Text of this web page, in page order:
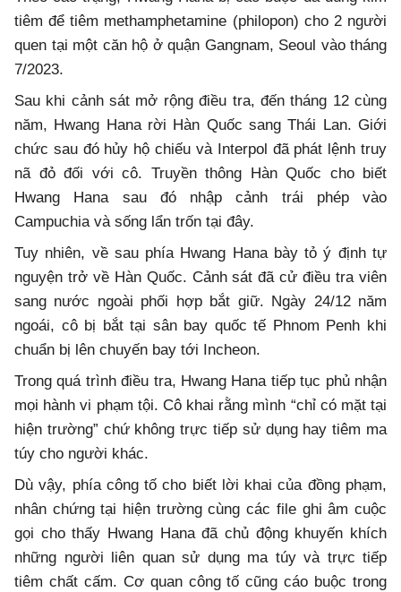
tiêm để tiêm methamphetamine (philopon) cho 2 người
quen tại một căn hộ ở quận Gangnam, Seoul vào tháng
7/2023.
Sau khi cảnh sát mở rộng điều tra, đến tháng 12 cùng
năm, Hwang Hana rời Hàn Quốc sang Thái Lan. Giới
chức sau đó hủy hộ chiếu và Interpol đã phát lệnh truy
nã đỏ đối với cô. Truyền thông Hàn Quốc cho biết
Hwang Hana sau đó nhập cảnh trái phép vào
Campuchia và sống lẩn trốn tại đây.
Tuy nhiên, về sau phía Hwang Hana bày tỏ ý định tự
nguyện trở về Hàn Quốc. Cảnh sát đã cử điều tra viên
sang nước ngoài phối hợp bắt giữ. Ngày 24/12 năm
ngoái, cô bị bắt tại sân bay quốc tế Phnom Penh khi
chuẩn bị lên chuyến bay tới Incheon.
Trong quá trình điều tra, Hwang Hana tiếp tục phủ nhận
mọi hành vi phạm tội. Cô khai rằng mình “chỉ có mặt tại
hiện trường” chứ không trực tiếp sử dụng hay tiêm ma
túy cho người khác.
Dù vậy, phía công tố cho biết lời khai của đồng phạm,
nhân chứng tại hiện trường cùng các file ghi âm cuộc
gọi cho thấy Hwang Hana đã chủ động khuyến khích
những người liên quan sử dụng ma túy và trực tiếp
tiêm chất cấm. Cơ quan công tố cũng cáo buộc trong